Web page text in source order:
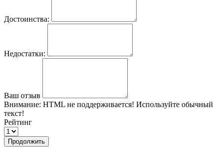
Достоинства:
Недостатки:
Ваш отзыв
Внимание: HTML не поддерживается! Используйте обычный
текст!
Рейтинг
Продолжить